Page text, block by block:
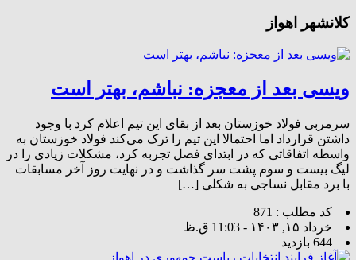
کلانشهر اهواز
ویسی بعد از معجزه: نباشم، بهتر است
سرمربی فولاد خوزستان بعد از بقای این تیم اعلام کرد با وجود
داشتن قرارداد اما احتمالا این تیم را ترک می‌کند فولاد خوزستان به
واسطه اتفاقاتی که در ابتدای فصل تجربه کرد، مشکلات زیادی را در
لیگ بیست و سوم پشت سر گذاشت و در نهایت روز آخر مسابقات
با برد مقابل نساجی به شکلی […]
کد مطلب : 871
خرداد ۱۵, ۱۴۰۳ - 11:03 ق.ظ
644 بازدید